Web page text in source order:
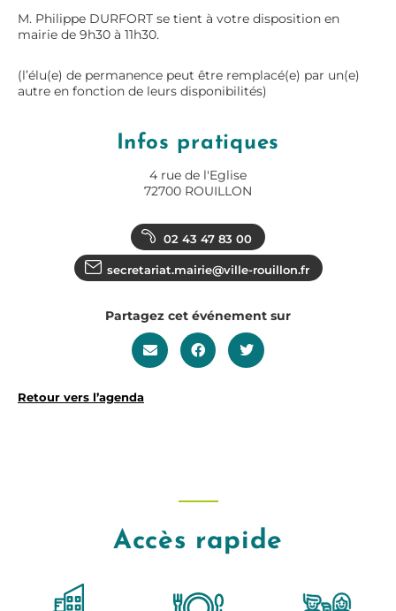
M. Philippe DURFORT se tient à votre disposition en
mairie de 9h30 à 11h30.
(l’élu(e) de permanence peut être remplacé(e) par un(e)
autre en fonction de leurs disponibilités)
Infos pratiques
4 rue de l'Eglise
72700 ROUILLON
02 43 47 83 00
secretariat.mairie@ville-rouillon.fr
Partagez cet événement sur
Retour vers l’agenda
Accès rapide